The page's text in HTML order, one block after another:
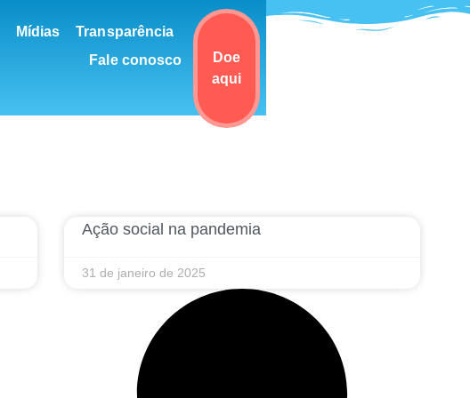
Mídias
Transparência
Fale conosco
Doe
aqui
Ação social na pandemia
31 de janeiro de 2025